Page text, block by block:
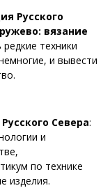
Русского
вязание
техники
и вывести
Севера:
и
по технике
изделия.